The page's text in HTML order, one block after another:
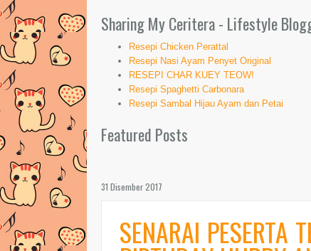
Sharing My Ceritera - Lifestyle
Resepi Chicken Perattal
Resepi Nasi Ayam Penyet Original
RESEPI CHAR KUEY TEOW!
Resepi Spaghetti Carbonara
Resepi Sambal Hijau Ayam dan Petai
Featured Posts
31 Disember 2017
SENARAI PESERTA